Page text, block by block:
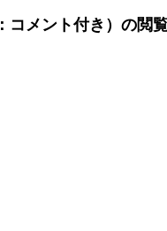
メント付き）の閲覧